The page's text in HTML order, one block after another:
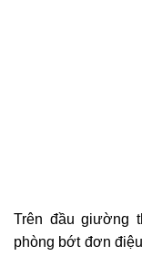
Trên đầu giường
phòng bớt đơn